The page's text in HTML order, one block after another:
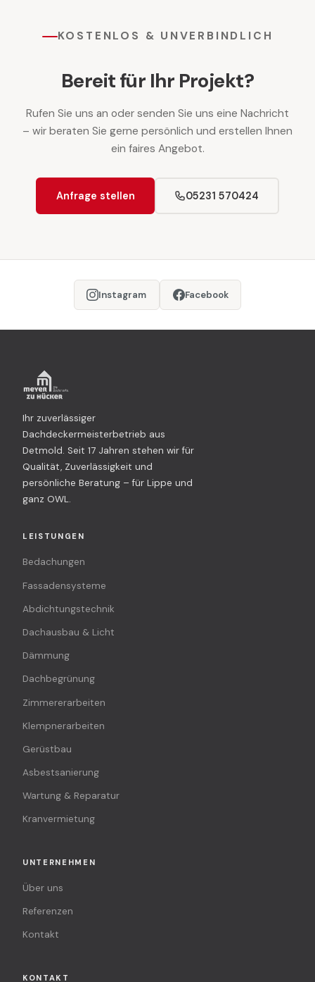
KOSTENLOS & UNVERBINDLICH
Bereit für Ihr Projekt?
Rufen Sie uns an oder senden Sie uns eine Nachricht
– wir beraten Sie gerne persönlich und erstellen Ihnen
ein faires Angebot.
Anfrage stellen 05231 570424
Instagram Facebook
Ihr zuverlässiger
Dachdeckermeisterbetrieb aus
Detmold. Seit 17 Jahren stehen wir für
Qualität, Zuverlässigkeit und
persönliche Beratung – für Lippe und
ganz OWL.
LEISTUNGEN
Bedachungen
Fassadensysteme
Abdichtungstechnik
Dachausbau & Licht
Dämmung
Dachbegrünung
Zimmererarbeiten
Klempnerarbeiten
Gerüstbau
Asbestsanierung
Wartung & Reparatur
Kranvermietung
UNTERNEHMEN
Über uns
Referenzen
Kontakt
KONTAKT